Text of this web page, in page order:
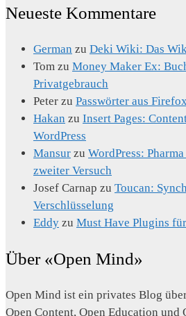
Neueste Kommentare
German zu Deki Wiki: Das
Tom zu Money Maker Ex:
Privatgebrauch
Peter zu Passwörter aus
Hakan zu Insert Pages:
WordPress
Mansur zu WordPress:
zweiter Versuch
Josef Carnap zu Toucan:
Verschlüsselung
Eddy zu Must Have Plugins
Über «Open Mind»
Open Mind ist ein privates Blog
Open Content, Open Education und